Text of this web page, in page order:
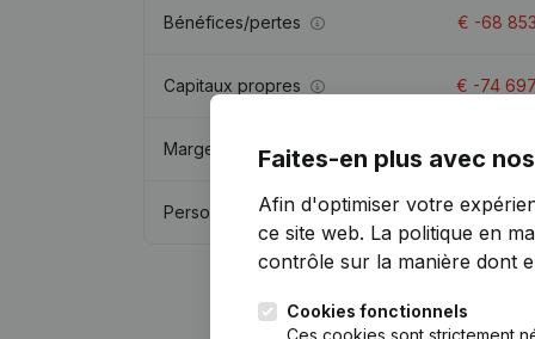
Bénéfices/pertes € -68 853
Capitaux propres € -74 697
Marge brute
Personnel
Faites-en plus avec
Afin d'optimiser votre
ce site web. La politique en
contrôle sur la manière dont
Cookies fonctionnels
Ces cookies sont strictement